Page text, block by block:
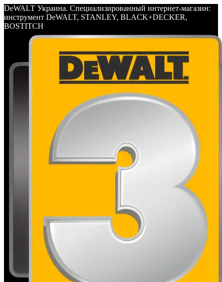
DeWALT Украина. Специализированный интернет-магазин:
инструмент DeWALT, STANLEY, BLACK+DECKER,
BOSTITCH